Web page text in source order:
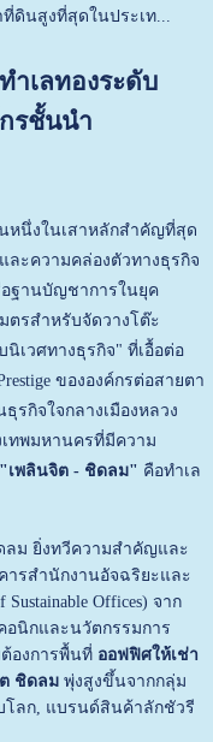
ดินสูงที่สุดในประเท...
ำเลทองระดับ
รชั้นนำ
นึ่งในเสาหลักสำคัญที่สุด
ะความคล่องตัวทางธุรกิจ
ฐานบัญชาการในยุค
ตรสำหรับจัดวางโต๊ะ
เวศทางธุรกิจ" ที่เอื้อต่อ
ขององค์กรต่อสายตา
กิจใจกลางเมืองหลวง
งเทพมหานครที่มีความ
"เพลินจิต - ชิดลม" คือทำเล
ม ยิ่งทวีความสำคัญและ
ารสำนักงานอัจฉริยะและ
Offices) จาก
อนิกและนวัตกรรมการ
องการพื้นที่ ออฟฟิศให้เช่า
ชิดลมพุ่งสูงขึ้นจากกลุ่ม
โลก, แบรนด์สินค้าลักชัวรี